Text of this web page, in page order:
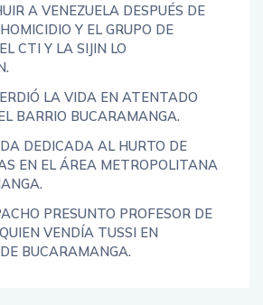
A VENEZUELA DESPUÉS DE
Y EL GRUPO DE
CTI Y LA SIJIN LO
LA VIDA EN ATENTADO
BARRIO BUCARAMANGA.
DEDICADA AL HURTO DE
EN EL ÁREA METROPOLITANA
PRESUNTO PROFESOR DE
VENDÍA TUSSI EN
BUCARAMANGA.